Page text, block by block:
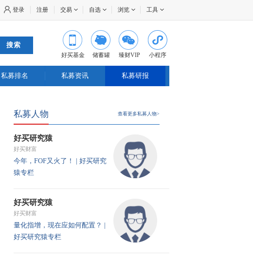
登录 注册 交易 自选 浏览 工具
搜索
好买基金 储蓄罐 臻财VIP 小程序
私募排名 私募资讯 私募研报
私募人物 查看更多私募人物>
好买研究猿
好买财富
今年，FOF又火了！ | 好买研究
猿专栏
好买研究猿
好买财富
量化指增，现在应如何配置？ |
好买研究猿专栏